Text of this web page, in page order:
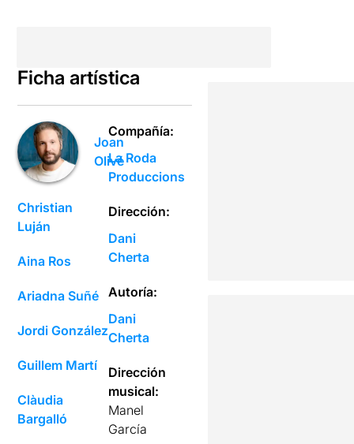
Ficha artística
Joan
Olivé
Christian
Luján
Aina Ros
Ariadna Suñé
Jordi González
Guillem Martí
Clàudia
Bargalló
Compañía:
La Roda
Produccions
Dirección:
Dani
Cherta
Autoría:
Dani
Cherta
Dirección
musical:
Manel
García